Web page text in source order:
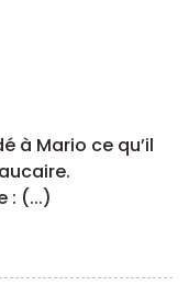
à Mario ce qu’il
: (...)